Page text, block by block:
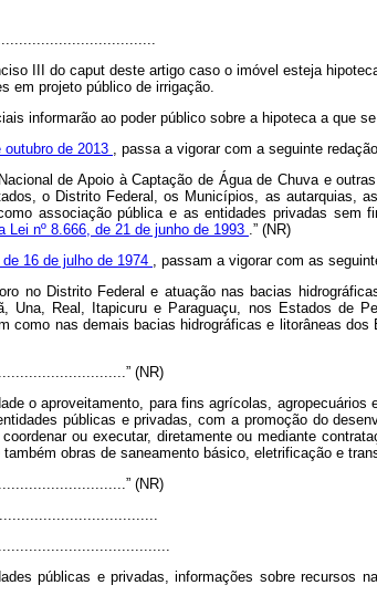
III do caput deste artigo caso o imóvel esteja
em projeto público de irrigação.
informarão ao poder público sobre a hipoteca a que
outubro de 2013 , passa a vigorar com a seguinte
de Apoio à Captação de Água de Chuva e
o Distrito Federal, os Municípios, as autarquias,
associação pública e as entidades privadas
Lei nº 8.666, de 21 de junho de 1993 .” (NR)
de 16 de julho de 1974 , passam a vigorar com as
no Distrito Federal e atuação nas bacias
Una, Real, Itapicuru e Paraguaçu, nos Estados de
como nas demais bacias hidrográficas e litorâneas
(NR)
o aproveitamento, para fins agrícolas,
públicas e privadas, com a promoção do
ou executar, diretamente ou mediante
obras de saneamento básico, eletrificação e
(NR)
públicas e privadas, informações sobre recursos